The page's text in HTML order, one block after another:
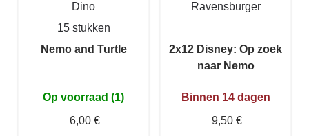
Dino
15 stukken
Nemo and Turtle
Op voorraad (1)
6,00 €
Ravensburger
2x12 Disney: Op zoek
naar Nemo
Binnen 14 dagen
9,50 €